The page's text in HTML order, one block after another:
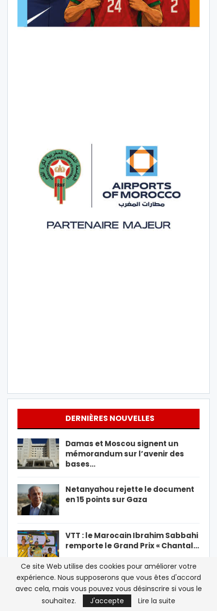
DERNIÈRES NOUVELLES
Damas et Moscou signent un
mémorandum sur l’avenir des
bases…
Netanyahou rejette le document
en 15 points sur Gaza
VTT : le Marocain Ibrahim Sabbahi
remporte le Grand Prix « Chantal…
Sebta : « La situation est
absolument intenable », le
président de…
Ce site Web utilise des cookies pour améliorer votre
expérience. Nous supposerons que vous êtes d'accord
avec cela, mais vous pouvez vous désinscrire si vous le
souhaitez.
J'accepte Lire la suite